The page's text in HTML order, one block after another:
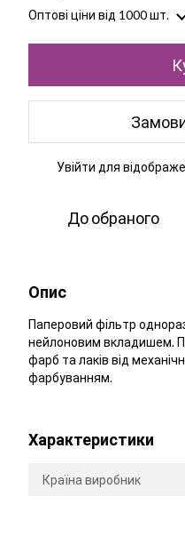
Оптові ціни від 1000 шт.
Увійти для
До обраного
Опис
Паперовий фільтр
нейлоновим вкладишем.
фарб та лаків від
фарбуванням.
Характеристики
Країна виробник